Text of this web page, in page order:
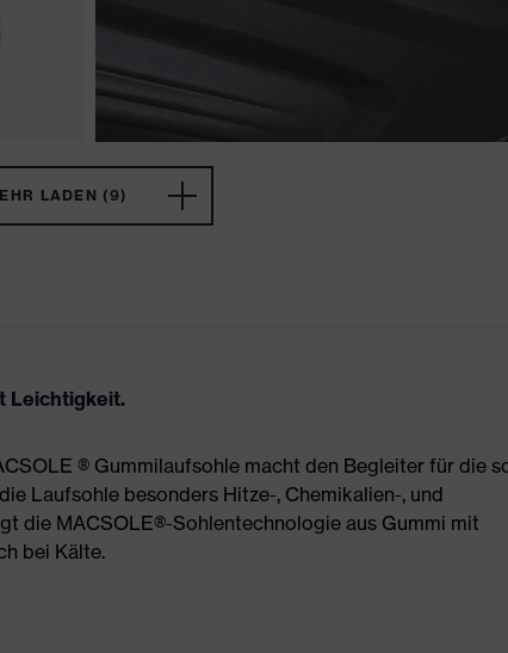
LADEN (9)
Leichtigkeit.
® Gummilaufsohle macht den Begleiter für die
Laufsohle besonders Hitze-, Chemikalien-, und
die MACSOLE®-Sohlentechnologie aus Gummi mit
bei Kälte.